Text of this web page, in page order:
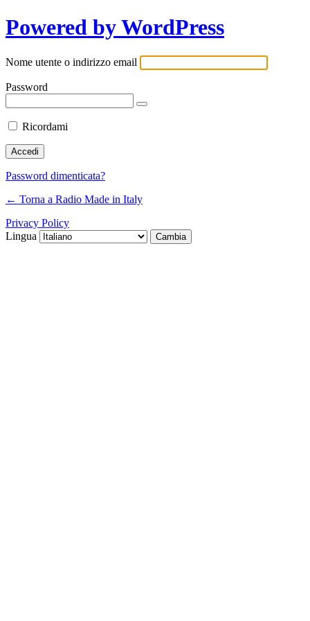
Powered by WordPress
Nome utente o indirizzo email
Password
Ricordami
Password dimenticata?
← Torna a Radio Made in Italy
Privacy Policy
Lingua